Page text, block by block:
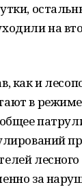
на
как и
в
лесного
за